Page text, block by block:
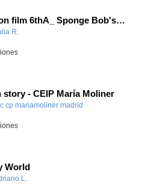
Stop motion film 6thA_ Sponge Bob's story
R.
story - CEIP María Moliner
cp mariamoliner madrid
World
L.